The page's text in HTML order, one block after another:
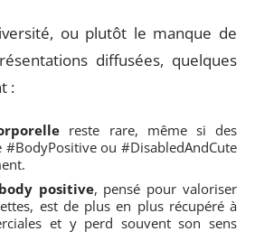
ou plutôt le manque de
diffusées, quelques
:
reste rare, même si des
#BodyPositive ou #DisabledAndCute
body positive, pensé pour valoriser
est de plus en plus récupéré à
et y perd souvent son sens